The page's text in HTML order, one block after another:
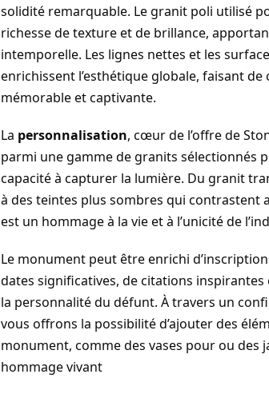
solidité remarquable. Le granit poli utilisé
richesse de texture et de brillance,
intemporelle. Les lignes nettes et les
enrichissent l’esthétique globale, faisant
mémorable et captivante.
La personnalisation, cœur de l’offre de
parmi une gamme de granits sélectionnés
capacité à capturer la lumière. Du granit
à des teintes plus sombres qui contrastent
est un hommage à la vie et à l’unicité de
Le monument peut être enrichi
dates significatives, de citations
la personnalité du défunt. À travers un
vous offrons la possibilité d’ajouter des
monument, comme des vases pour ou des
hommage vivant